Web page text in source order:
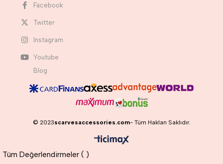
Facebook
Twitter
Instagram
Youtube
Blog
© 2023scarvesaccessories.com- Tüm Hakları Saklıdır.
Tüm Değerlendirmeler ( )